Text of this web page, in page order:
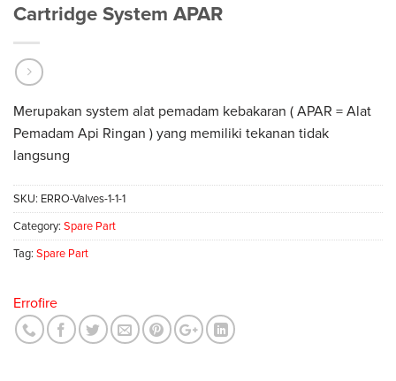
Cartridge System APAR
Merupakan system alat pemadam kebakaran ( APAR = Alat
Pemadam Api Ringan ) yang memiliki tekanan tidak
langsung
SKU: ERRO-Valves-1-1-1
Category: Spare Part
Tag: Spare Part
Errofire